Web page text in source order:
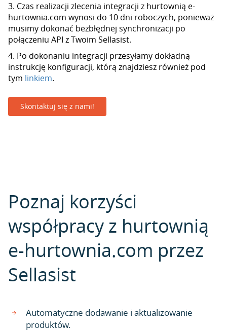
3. Czas realizacji zlecenia integracji z hurtownią e-
hurtownia.com wynosi do 10 dni roboczych, ponieważ
musimy dokonać bezbłędnej synchronizacji po
połączeniu API z Twoim Sellasist.
4. Po dokonaniu integracji przesyłamy dokładną
instrukcję konfiguracji, którą znajdziesz również pod
tym linkiem.
Skontaktuj się z nami!
Poznaj korzyści
współpracy z hurtownią
e-hurtownia.com przez
Sellasist
Automatyczne dodawanie i aktualizowanie
produktów.